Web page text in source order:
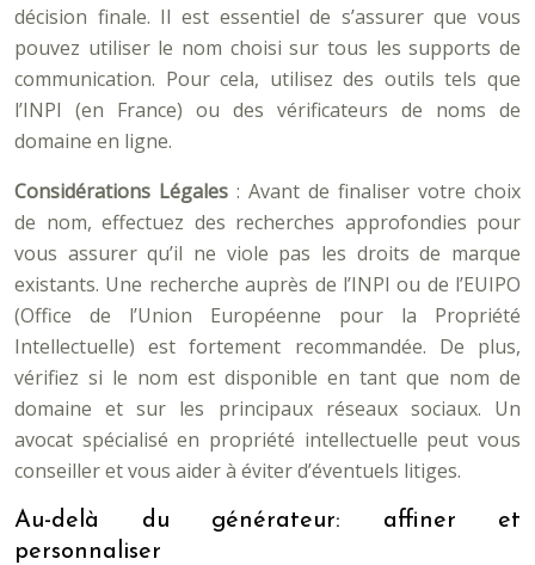
décision finale. Il est essentiel de s’assurer que vous
pouvez utiliser le nom choisi sur tous les supports de
communication. Pour cela, utilisez des outils tels que
l’INPI (en France) ou des vérificateurs de noms de
domaine en ligne.
Considérations Légales : Avant de finaliser votre choix
de nom, effectuez des recherches approfondies pour
vous assurer qu’il ne viole pas les droits de marque
existants. Une recherche auprès de l’INPI ou de l’EUIPO
(Office de l’Union Européenne pour la Propriété
Intellectuelle) est fortement recommandée. De plus,
vérifiez si le nom est disponible en tant que nom de
domaine et sur les principaux réseaux sociaux. Un
avocat spécialisé en propriété intellectuelle peut vous
conseiller et vous aider à éviter d’éventuels litiges.
Au-delà du générateur: affiner et
personnaliser